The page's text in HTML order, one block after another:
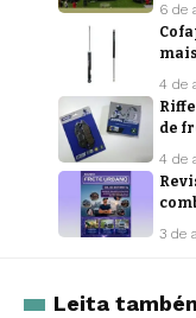
6 de
4 de
de
4 de
3 de
Leita